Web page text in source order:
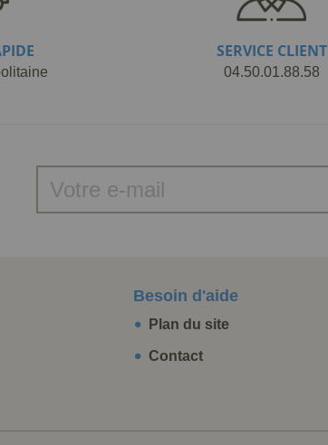
SERVICE CLIENT
04.50.01.88.58
Besoin d'aide
Plan du site
Contact